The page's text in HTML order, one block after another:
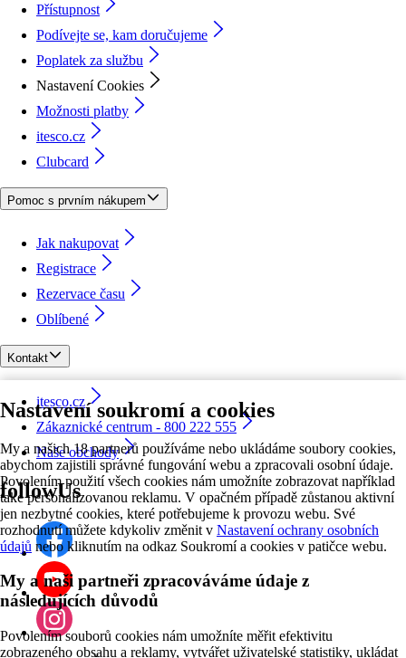
Nastavení soukromí a cookies
My a našich 18 partnerů používáme nebo ukládáme soubory cookies,
abychom zajistili správné fungování webu a zpracovali osobní údaje.
Povolením použití všech cookies nám umožníte zobrazovat například
také personalizovanou reklamu. V opačném případě zůstanou aktivní
jen nezbytné cookies, které potřebujeme k provozu webu. Své
rozhodnutí můžete kdykoliv změnit v Nastavení ochrany osobních
údajů nebo kliknutím na odkaz Soukromí a cookies v patičce webu.
My a naši partneři zpracováváme údaje z
následujících důvodů
Povolením souborů cookies nám umožníte měřit efektivitu
zobrazeného obsahu a reklamy, vytvářet uživatelské statistiky, ukládat
Přístupnost
Podívejte se, kam doručujeme
Poplatek za službu
Nastavení Cookies
Možnosti platby
itesco.cz
Clubcard
Pomoc s prvním nákupem
Jak nakupovat
Registrace
Rezervace času
Oblíbené
Kontakt
itesco.cz
Zákaznické centrum - 800 222 555
Naše obchody
followUs